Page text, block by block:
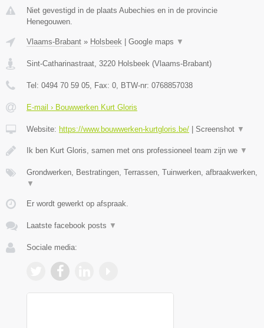
Niet gevestigd in de plaats Aubechies en in de provincie
Henegouwen.
Vlaams-Brabant » Holsbeek | Google maps ▼
Sint-Catharinastraat 3220 Holsbeek (Vlaams-Brabant)
Tel: 0494 70 59 05 , Fax: 0 , BTW-nr: 0768857038
E-mail › Bouwwerken Kurt Gloris
Website: https://www.bouwwerken-kurtgloris.be/ | Screenshot ▼
Ik ben Kurt Gloris, samen met ons professioneel team zijn we ▼
Grondwerken, Bestratingen, Terrassen, Tuinwerken, afbraakwerken,
▼
Er wordt gewerkt op afspraak.
Laatste facebook posts ▼
Sociale media: